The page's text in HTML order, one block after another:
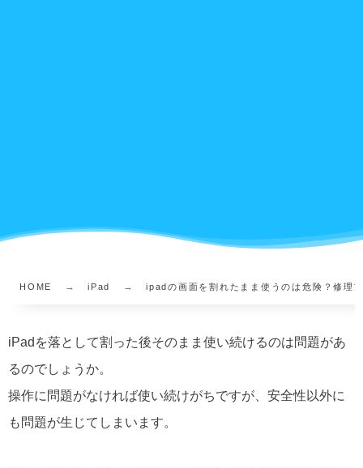
HOME iPad ipadの画面を割れたまま使うのは危険？修理
iPadを落として割った後そのまま使い続けるのは問題があ
るのでしょうか。
操作に問題がなければ使い続けがちですが、安全性以外に
も問題が生じてしまいます。